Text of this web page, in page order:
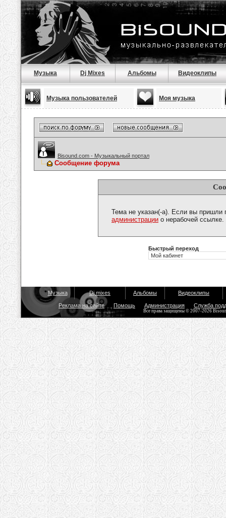
Музыка Dj Mixes Альбомы Видеоклипы
Музыка пользователей Моя музыка
Bisound.com - Музыкальный портал
Сообщение форума
Тема не указан(-а). Если вы пришли
администрации о нерабочей ссылке.
Быстрый переход
Музыка Dj mixes Альбомы Видеоклипы
Реклама на сайте Помощь Администрация Служба
Все права защищены © 2007-2026